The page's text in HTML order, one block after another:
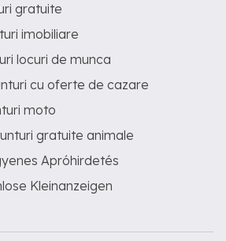
gratuite
imobiliare
locuri de munca
cu oferte de cazare
moto
gratuite animale
Apróhirdetés
Kleinanzeigen